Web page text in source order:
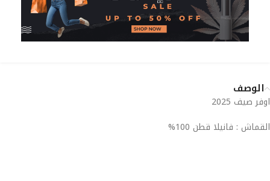
الوصف
اوفر صيف 2025
القماش : فانيلا قطن 100%